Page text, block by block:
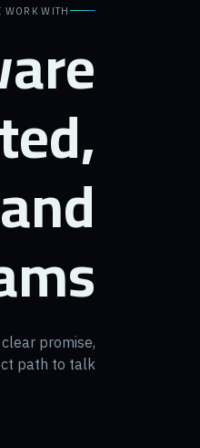
WORK WITH
promise,
path to talk.